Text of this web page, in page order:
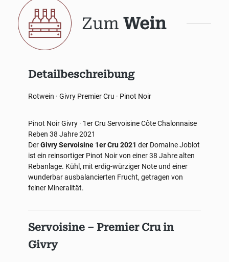
Zum Wein
Detailbeschreibung
Rotwein · Givry Premier Cru · Pinot Noir
Pinot NoirGivry · 1er Cru ServoisineCôte Chalonnaise
Reben 38 Jahre2021
DerGivry Servoisine 1er Cru 2021 der Domaine Joblot
ist ein reinsortiger Pinot Noir von einer 38 Jahre alten
Rebanlage. Kühl, mit erdig-würziger Note und einer
wunderbar ausbalancierten Frucht, getragen von
feiner Mineralität.
Servoisine – Premier Cru in
Givry